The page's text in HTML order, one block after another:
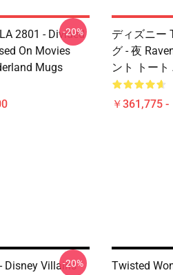
2801 - Divided
On Movies
Mugs
-20%
ディズニー
グ - 夜
ント トート
￥361,775
Disney Villains
-20%
Twisted